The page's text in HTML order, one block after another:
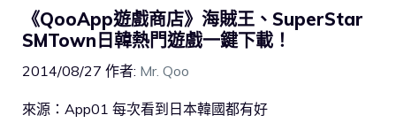
《QooApp遊戲商店》海賊王、SuperStar
SMTown日韓熱門遊戲一鍵下載！
2014/08/27 作者: Mr. Qoo
來源：App01 每次看到日本韓國都有好